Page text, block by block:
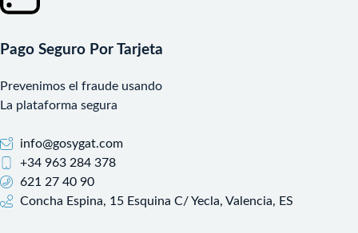
Pago Seguro Por Tarjeta
Prevenimos el fraude usando
La plataforma segura
info@gosygat.com
+34 963 284 378
621 27 40 90
Concha Espina, 15 Esquina C/ Yecla, Valencia, ES